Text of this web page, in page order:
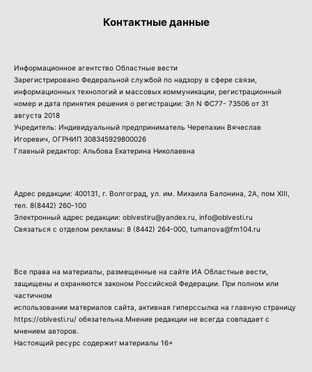
Контактные данные
Информационное агентство Областные вести
Зарегистрировано Федеральной службой по надзору в сфере связи,
информационных технологий и массовых коммуникации, регистрационный
номер и дата принятия решения о регистрации: Эл N ФС77- 73506 от 31
августа 2018
Учредитель: Индивидуальный предприниматель Черепахин Вячеслав
Игоревич, ОГРНИП 308345929800026
Главный редактор: Альбова Екатерина Николаевна
Адрес редакции: 400131, г. Волгоград, ул. им. Михаила Балонина, 2А, пом XIII,
тел. 8(8442) 260-100
Электронный адрес редакции: oblvestiru@yandex.ru, info@oblvesti.ru
Связаться с отделом рекламы: 8 (8442) 264-000 , tumanova@fm104.ru
Все права на материалы, размещенные на сайте ИА Областные вести,
защищены и охраняются законом Российской Федерации. При полном или
частичном
использовании материалов сайта, активная гиперссылка на главную страницу
https://oblvesti.ru/ обязательна.Мнение редакции не всегда совпадает с
мнением авторов.
Настоящий ресурс содержит материалы 16+